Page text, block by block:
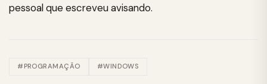
pessoal que escreveu avisando.
#PROGRAMAÇÃO #WINDOWS